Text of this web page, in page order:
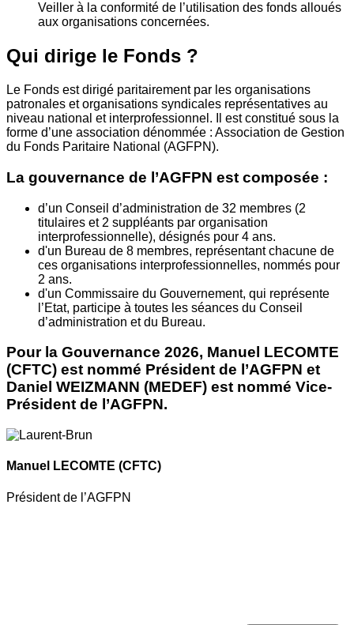
Veiller à la conformité de l’utilisation des fonds alloués
aux organisations concernées.
Qui dirige le Fonds ?
Le Fonds est dirigé paritairement par les organisations
patronales et organisations syndicales représentatives au
niveau national et interprofessionnel. Il est constitué sous la
forme d’une association dénommée : Association de Gestion
du Fonds Paritaire National (AGFPN).
La gouvernance de l’AGFPN est composée :
d’un Conseil d’administration de 32 membres (2
titulaires et 2 suppléants par organisation
interprofessionnelle), désignés pour 4 ans.
d'un Bureau de 8 membres, représentant chacune de
ces organisations interprofessionnelles, nommés pour
2 ans.
d'un Commissaire du Gouvernement, qui représente
l’Etat, participe à toutes les séances du Conseil
d’administration et du Bureau.
Pour la Gouvernance 2026, Manuel LECOMTE
(CFTC) est nommé Président de l’AGFPN et
Daniel WEIZMANN (MEDEF) est nommé Vice-
Président de l’AGFPN.
Manuel LECOMTE (CFTC)
Président de l’AGFPN